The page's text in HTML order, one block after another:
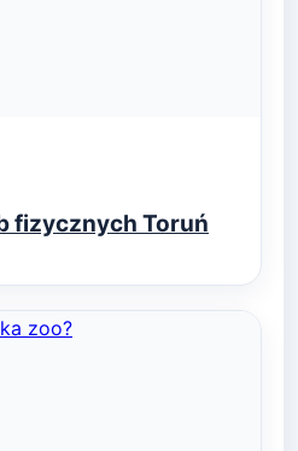
fizycznych Toruń